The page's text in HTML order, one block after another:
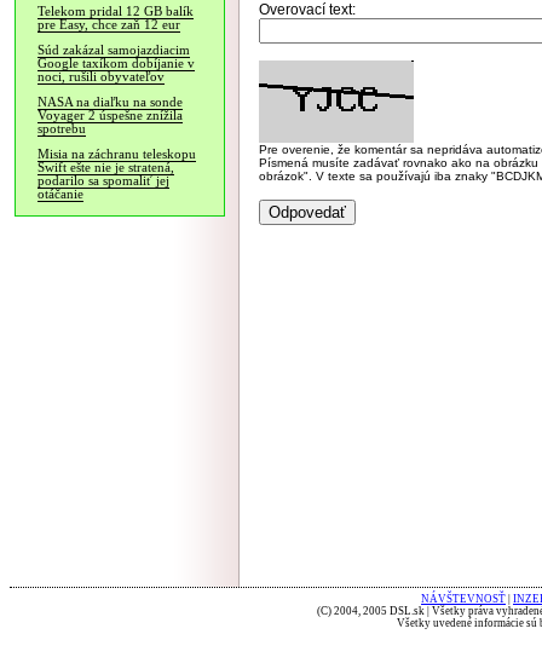
Telekom pridal 12 GB balík
pre Easy, chce zaň 12 eur
Súd zakázal samojazdiacim
Google taxíkom dobíjanie v
noci, rušili obyvateľov
NASA na diaľku na sonde
Voyager 2 úspešne znížila
spotrebu
Misia na záchranu teleskopu
Swift ešte nie je stratená,
podarilo sa spomaliť jej
otáčanie
Overovací text:
Pre overenie, že komentár sa nepridáva
Písmená musíte zadávať rovnako ako na
obrázok". V texte sa používajú iba znaky
NÁVŠTEVNOSŤ
(C) 2004, 2005 DSL.sk | Všetky práva
Všetky uvedené informácie sú